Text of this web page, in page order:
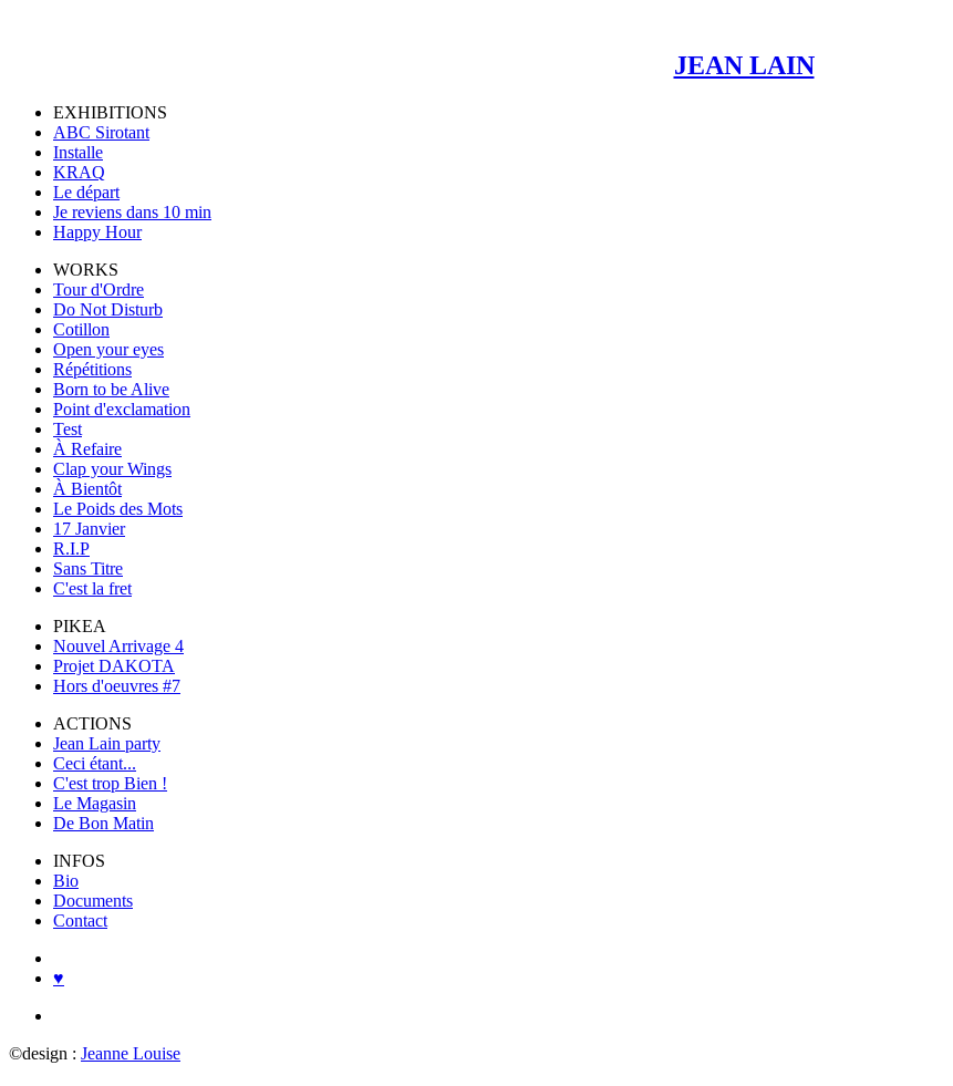
JEAN LAIN
EXHIBITIONS
ABC Sirotant
Installe
KRAQ
Le départ
Je reviens dans 10 min
Happy Hour
WORKS
Tour d'Ordre
Do Not Disturb
Cotillon
Open your eyes
Répétitions
Born to be Alive
Point d'exclamation
Test
À Refaire
Clap your Wings
À Bientôt
Le Poids des Mots
17 Janvier
R.I.P
Sans Titre
C'est la fret
PIKEA
Nouvel Arrivage 4
Projet DAKOTA
Hors d'oeuvres #7
ACTIONS
Jean Lain party
Ceci étant...
C'est trop Bien !
Le Magasin
De Bon Matin
INFOS
Bio
Documents
Contact
♥
©design : Jeanne Louise